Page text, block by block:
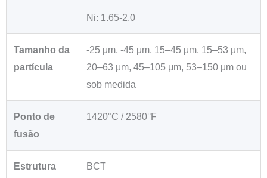
Ni: 1.65-2.0
Tamanho da
partícula
-25 μm, -45 μm, 15–45 μm, 15–53 μm,
20–63 μm, 45–105 μm, 53–150 μm ou
sob medida
Ponto de
fusão
1420°C / 2580°F
Estrutura
BCT